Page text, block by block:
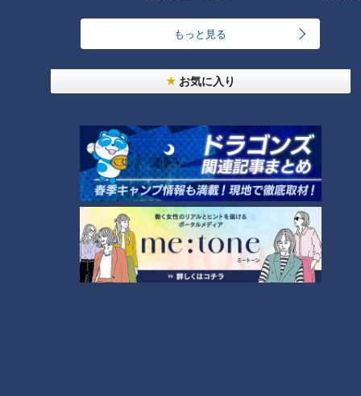
もっと見る
お気に入り
組「サンデードラゴンズ」が今
年で40周年を迎えます！
石井アナは中日、阪神どっちの
7ORDER長妻怜央が挑む『地名